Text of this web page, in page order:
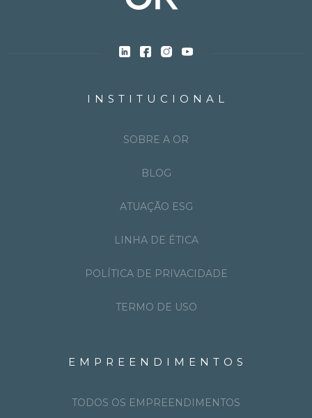
INSTITUCIONAL
SOBRE A OR
BLOG
ATUAÇÃO ESG
LINHA DE ÉTICA
POLÍTICA DE PRIVACIDADE
TERMO DE USO
EMPREENDIMENTOS
TODOS OS EMPREENDIMENTOS